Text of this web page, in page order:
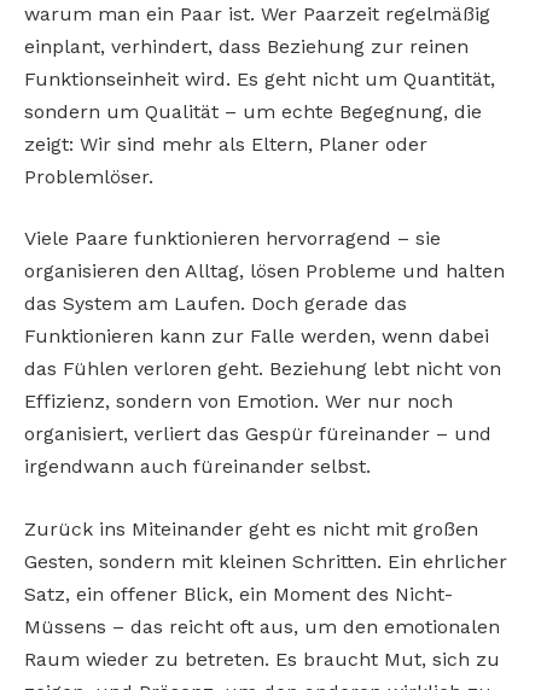
warum man ein Paar ist. Wer Paarzeit regelmäßig
einplant, verhindert, dass Beziehung zur reinen
Funktionseinheit wird. Es geht nicht um Quantität,
sondern um Qualität – um echte Begegnung, die
zeigt: Wir sind mehr als Eltern, Planer oder
Problemlöser.
Viele Paare funktionieren hervorragend – sie
organisieren den Alltag, lösen Probleme und halten
das System am Laufen. Doch gerade das
Funktionieren kann zur Falle werden, wenn dabei
das Fühlen verloren geht. Beziehung lebt nicht von
Effizienz, sondern von Emotion. Wer nur noch
organisiert, verliert das Gespür füreinander – und
irgendwann auch füreinander selbst.
Zurück ins Miteinander geht es nicht mit großen
Gesten, sondern mit kleinen Schritten. Ein ehrlicher
Satz, ein offener Blick, ein Moment des Nicht-
Müssens – das reicht oft aus, um den emotionalen
Raum wieder zu betreten. Es braucht Mut, sich zu